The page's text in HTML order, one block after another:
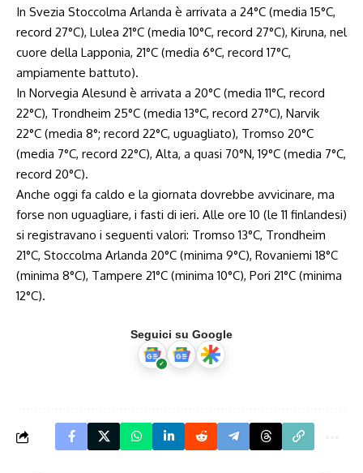
In Svezia Stoccolma Arlanda è arrivata a 24°C (media 15°C,
record 27°C), Lulea 21°C (media 10°C, record 27°C), Kiruna, nel
cuore della Lapponia, 21°C (media 6°C, record 17°C,
ampiamente battuto).
In Norvegia Alesund è arrivata a 20°C (media 11°C, record
22°C), Trondheim 25°C (media 13°C, record 27°C), Narvik
22°C (media 8°; record 22°C, uguagliato), Tromso 20°C
(media 7°C, record 22°C), Alta, a quasi 70°N, 19°C (media 7°C,
record 20°C).
Anche oggi fa caldo e la giornata dovrebbe avvicinare, ma
forse non uguagliare, i fasti di ieri. Alle ore 10 (le 11 finlandesi)
si registravano i seguenti valori: Tromso 13°C, Trondheim
21°C, Stoccolma Arlanda 20°C (minima 9°C), Rovaniemi 18°C
(minima 8°C), Tampere 21°C (minima 10°C), Pori 21°C (minima
12°C).
Seguici su Google